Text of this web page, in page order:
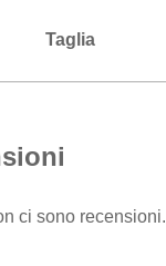
Taglia
ci sono recensioni.